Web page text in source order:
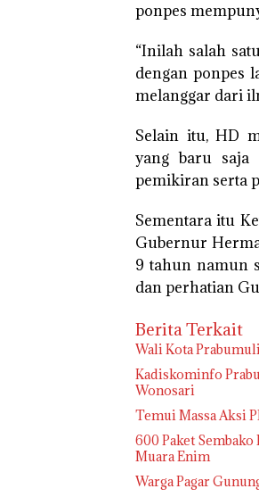
ponpes
“Inilah salah
dengan ponpes
melanggar dari
Selain itu, HD
yang baru saja
pemikiran serta
Sementara itu
Gubernur
9 tahun namun
dan perhatian
Berita Terkait
Wali Kota
Kadiskominfo
Wonosari
Temui Massa Aksi
600 Paket
Muara Enim
Warga Pagar